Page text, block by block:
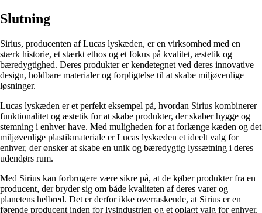
Slutning
Sirius, producenten af Lucas lyskæden, er en virksomhed med en
stærk historie, et stærkt ethos og et fokus på kvalitet, æstetik og
bæredygtighed. Deres produkter er kendetegnet ved deres innovative
design, holdbare materialer og forpligtelse til at skabe miljøvenlige
løsninger.
Lucas lyskæden er et perfekt eksempel på, hvordan Sirius kombinerer
funktionalitet og æstetik for at skabe produkter, der skaber hygge og
stemning i enhver have. Med muligheden for at forlænge kæden og det
miljøvenlige plastikmateriale er Lucas lyskæden et ideelt valg for
enhver, der ønsker at skabe en unik og bæredygtig lyssætning i deres
udendørs rum.
Med Sirius kan forbrugere være sikre på, at de køber produkter fra en
producent, der bryder sig om både kvaliteten af deres varer og
planetens helbred. Det er derfor ikke overraskende, at Sirius er en
førende producent inden for lysindustrien og et oplagt valg for enhver,